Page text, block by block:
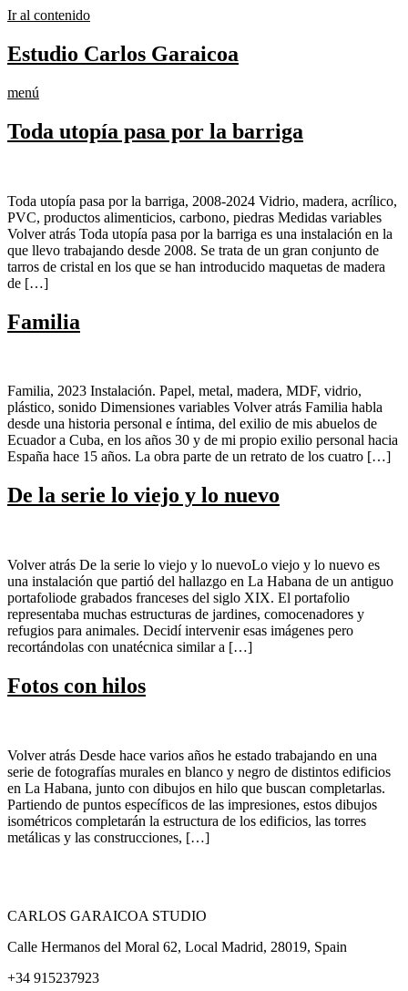
Ir al contenido
Estudio Carlos Garaicoa
menú
Toda utopía pasa por la barriga
Toda utopía pasa por la barriga, 2008-2024 Vidrio, madera, acrílico,
PVC, productos alimenticios, carbono, piedras Medidas variables
Volver atrás Toda utopía pasa por la barriga es una instalación en la
que llevo trabajando desde 2008. Se trata de un gran conjunto de
tarros de cristal en los que se han introducido maquetas de madera
de […]
Familia
Familia, 2023 Instalación. Papel, metal, madera, MDF, vidrio,
plástico, sonido Dimensiones variables Volver atrás Familia habla
desde una historia personal e íntima, del exilio de mis abuelos de
Ecuador a Cuba, en los años 30 y de mi propio exilio personal hacia
España hace 15 años. La obra parte de un retrato de los cuatro […]
De la serie lo viejo y lo nuevo
Volver atrás De la serie lo viejo y lo nuevoLo viejo y lo nuevo es
una instalación que partió del hallazgo en La Habana de un antiguo
portafoliode grabados franceses del siglo XIX. El portafolio
representaba muchas estructuras de jardines, comocenadores y
refugios para animales. Decidí intervenir esas imágenes pero
recortándolas con unatécnica similar a […]
Fotos con hilos
Volver atrás Desde hace varios años he estado trabajando en una
serie de fotografías murales en blanco y negro de distintos edificios
en La Habana, junto con dibujos en hilo que buscan completarlas.
Partiendo de puntos específicos de las impresiones, estos dibujos
isométricos completarán la estructura de los edificios, las torres
metálicas y las construcciones, […]
CARLOS GARAICOA STUDIO
Calle Hermanos del Moral 62, Local Madrid, 28019, Spain
+34 915237923